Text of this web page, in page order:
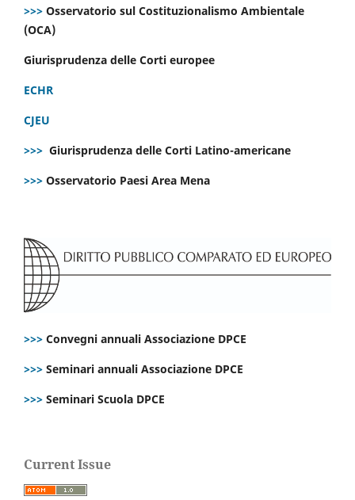
>>> Osservatorio sul Costituzionalismo Ambientale
(OCA)
Giurisprudenza delle Corti europee
ECHR
CJEU
>>> Giurisprudenza delle Corti Latino-americane
>>> Osservatorio Paesi Area Mena
>>> Convegni annuali Associazione DPCE
>>> Seminari annuali Associazione DPCE
>>> Seminari Scuola DPCE
Current Issue